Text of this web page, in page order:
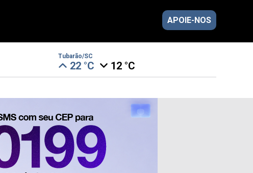
APOIE-NOS
Tubarão/SC
22 °C 12 °C